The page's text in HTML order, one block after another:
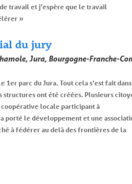
travail et j’espère que le travail
»
du jury
Jura, Bourgogne-Franche-
1er parc du Jura. Tout cela s’est fait
structures ont été créées. Plusieurs
locale participant à
porté le développement et une
à fédérer au delà des frontières de la